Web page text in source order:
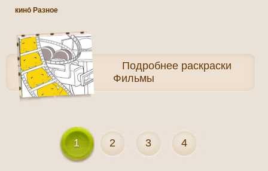
кино́ Разное
Подробнее раскраски
Фильмы
1 2 3 4